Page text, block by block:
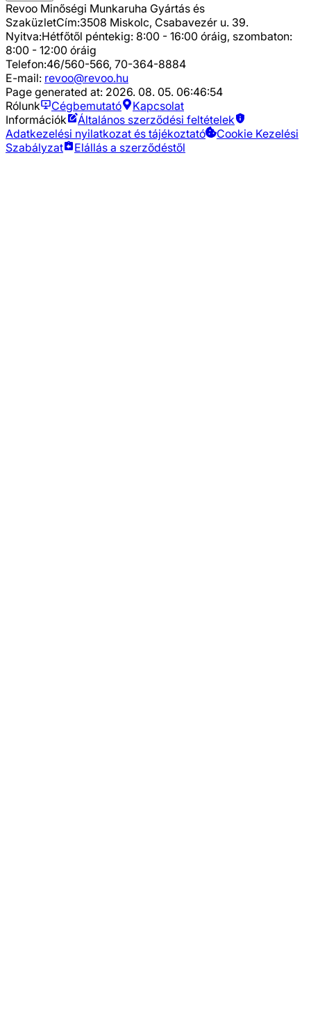
Revoo Minőségi Munkaruha Gyártás és
SzaküzletCím:3508 Miskolc, Csabavezér u. 39.
Nyitva:Hétfőtől péntekig: 8:00 - 16:00 óráig, szombaton:
8:00 - 12:00 óráig
Telefon:46/560-566, 70-364-8884
E-mail: revoo@revoo.hu
Page generated at: 2026. 08. 05. 06:46:54
Rólunk
Cégbemutató
Kapcsolat
Információk
Általános szerződési feltételek
Adatkezelési nyilatkozat és tájékoztató
Cookie Kezelési
Szabályzat
Elállás a szerződéstől